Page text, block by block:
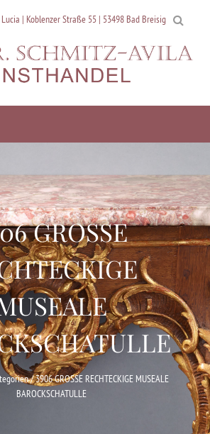
| Koblenzer Straße 55 | 53498 Bad Breisig
GROSSE
/ 3906 GROSSE RECHTECKIGE MUSEALE
BAROCKSCHATULLE